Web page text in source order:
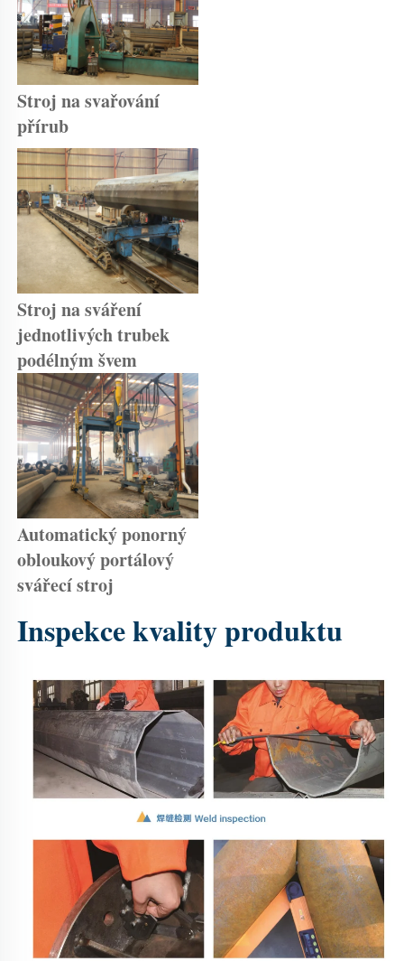
Stroj na svařování
přírub
Stroj na sváření
jednotlivých trubek
podélným švem
Automatický ponorný
obloukový portálový
svářecí stroj
Inspekce kvality produktu